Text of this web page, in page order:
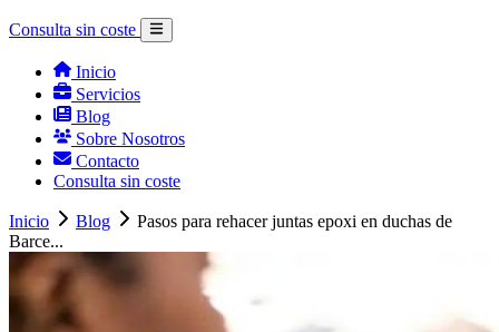
Consulta sin coste
Inicio
Servicios
Blog
Sobre Nosotros
Contacto
Consulta sin coste
Inicio Blog
Pasos para rehacer juntas epoxi en duchas de
Barce...